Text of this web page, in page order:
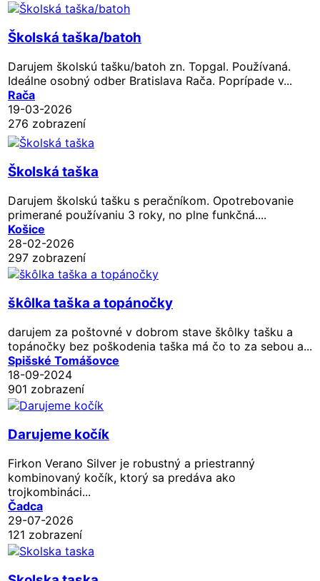
Školská taška/batoh
Darujem školskú tašku/batoh zn. Topgal. Používaná.
Ideálne osobný odber Bratislava Rača. Poprípade v...
Rača
19-03-2026
276 zobrazení
Školská taška
Darujem školskú tašku s peračníkom. Opotrebovanie
primerané používaniu 3 roky, no plne funkčná....
Košice
28-02-2026
297 zobrazení
škôlka taška a topánočky
darujem za poštovné v dobrom stave škôlky tašku a
topánočky bez poškodenia taška má čo to za sebou a...
Spišské Tomášovce
18-09-2024
901 zobrazení
Darujeme kočík
Firkon Verano Silver je robustný a priestranný
kombinovaný kočík, ktorý sa predáva ako
trojkombináci...
Čadca
29-07-2026
121 zobrazení